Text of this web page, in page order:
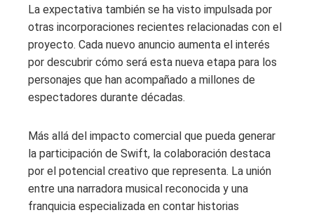
La expectativa también se ha visto impulsada por
otras incorporaciones recientes relacionadas con el
proyecto. Cada nuevo anuncio aumenta el interés
por descubrir cómo será esta nueva etapa para los
personajes que han acompañado a millones de
espectadores durante décadas.
Más allá del impacto comercial que pueda generar
la participación de Swift, la colaboración destaca
por el potencial creativo que representa. La unión
entre una narradora musical reconocida y una
franquicia especializada en contar historias